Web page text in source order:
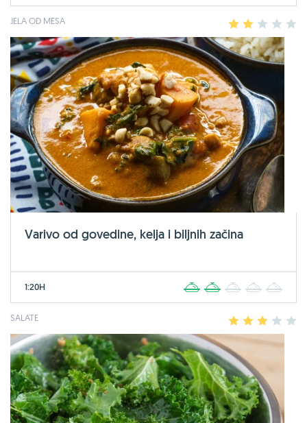
JELA OD MESA 2 3 4
Varivo od govedine, kelja i biljnih začina
1:20H 2 3 4
SALATE 2 3 4